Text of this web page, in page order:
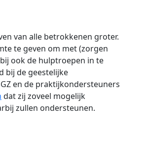
van alle betrokkenen groter.
te geven om met (zorgen
ook de hulptroepen in te
bij de geestelijke
en de praktijkondersteuners
dat zij zoveel mogelijk
zullen ondersteunen.